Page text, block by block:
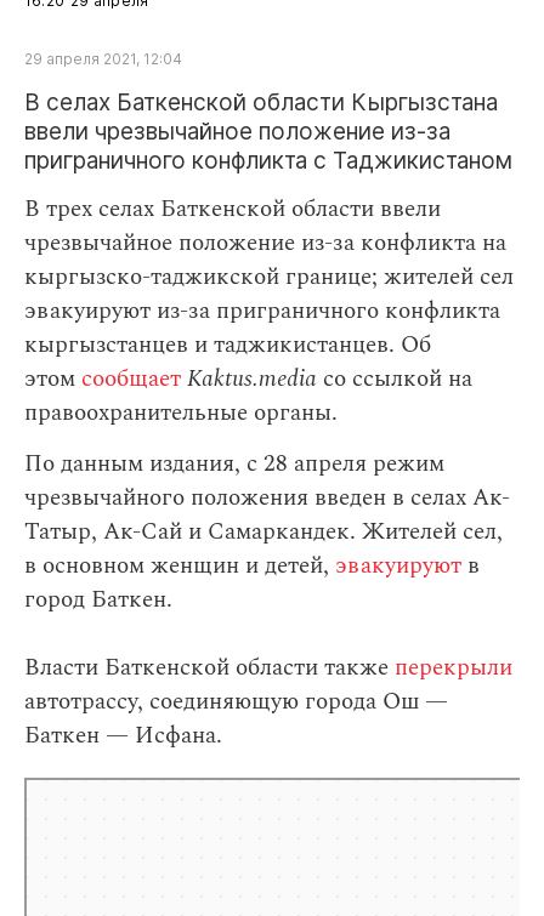
29 апреля 2021, 12:04
В селах Баткенской области Кыргызстана
ввели чрезвычайное положение из‑за
приграничного конфликта с Таджикистаном
В трех селах Баткенской области ввели
чрезвычайное положение из-за конфликта на
кыргызско-таджикской границе; жителей сел
эвакуируют из-за приграничного конфликта
кыргызстанцев и таджикистанцев. Об
этом сообщаетKaktus.media со ссылкой на
правоохранительные органы.
По данным издания, с 28 апреля режим
чрезвычайного положения введен в селах Ак-
Татыр, Ак-Сай и Самаркандек. Жителей сел,
в основном женщин и детей, эвакуируют в
город Баткен.
Власти Баткенской области также перекрыли
автотрассу, соединяющую города Ош —
Баткен — Исфана.
Яндекс.Карты